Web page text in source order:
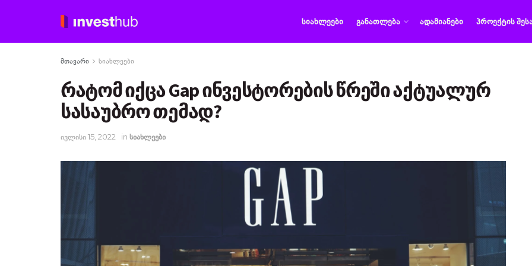
ᲡᲘᲐᲮᲚᲔᲔᲑᲘ ᲒᲐᲜᲐᲗᲚᲔᲑᲐ ᲐᲓᲐᲛᲘᲐᲜᲔᲑᲘ ᲞᲠᲝᲔᲥᲢᲘᲡ
მთავარი სიახლეები
რატომ იქცა Gap ინვესტორების წრეში აქტუალურ
სასაუბრო თემად?
ივლისი 15, 2022 in სიახლეები